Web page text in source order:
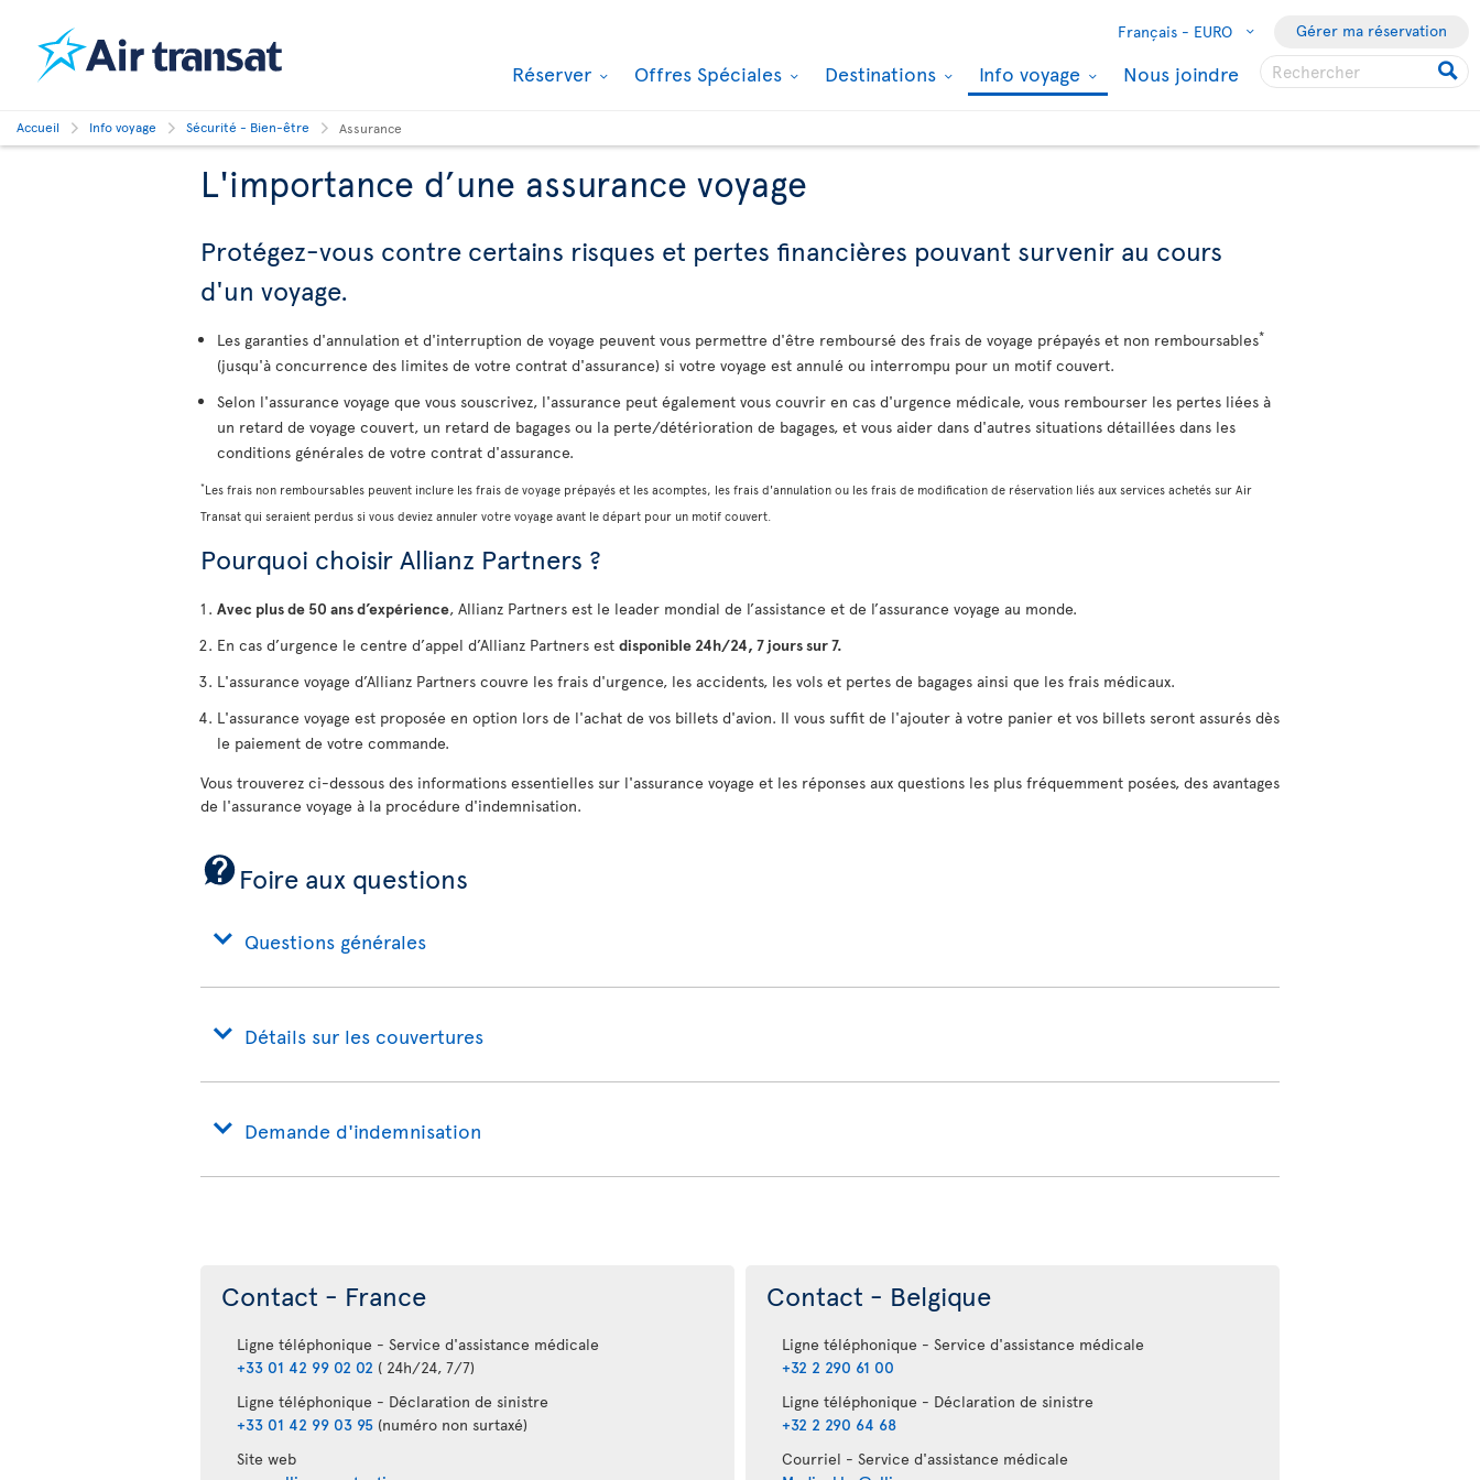
Français - EURO Gérer ma réservation
Réserver Offres Spéciales Destinations Info voyage Nous joindre
Accueil Info voyage Sécurité - Bien-être Assurance
L'importance d’une assurance voyage
Protégez-vous contre certains risques et pertes financières pouvant survenir au cours
d'un voyage.
Les garanties d'annulation et d'interruption de voyage peuvent vous permettre d'être remboursé des frais de voyage prépayés et non remboursables*
(jusqu'à concurrence des limites de votre contrat d'assurance) si votre voyage est annulé ou interrompu pour un motif couvert.
Selon l'assurance voyage que vous souscrivez, l'assurance peut également vous couvrir en cas d'urgence médicale, vous rembourser les pertes liées à
un retard de voyage couvert, un retard de bagages ou la perte/détérioration de bagages, et vous aider dans d'autres situations détaillées dans les
conditions générales de votre contrat d'assurance.
*Les frais non remboursables peuvent inclure les frais de voyage prépayés et les acomptes, les frais d'annulation ou les frais de modification de réservation liés aux services achetés sur Air
Transat qui seraient perdus si vous deviez annuler votre voyage avant le départ pour un motif couvert.
Pourquoi choisir Allianz Partners ?
Avec plus de 50 ans d’expérience, Allianz Partners est le leader mondial de l’assistance et de l’assurance voyage au monde.
En cas d’urgence le centre d’appel d’Allianz Partners est disponible 24h/24, 7 jours sur 7.
L'assurance voyage d’Allianz Partners couvre les frais d'urgence, les accidents, les vols et pertes de bagages ainsi que les frais médicaux.
L'assurance voyage est proposée en option lors de l'achat de vos billets d'avion. Il vous suffit de l'ajouter à votre panier et vos billets seront assurés dès
le paiement de votre commande.
Vous trouverez ci-dessous des informations essentielles sur l'assurance voyage et les réponses aux questions les plus fréquemment posées, des avantages
de l'assurance voyage à la procédure d'indemnisation.
Foire aux questions
Questions générales
Détails sur les couvertures
Demande d'indemnisation
Contact - France
Ligne téléphonique - Service d'assistance médicale
+33 01 42 99 02 02 ( 24h/24, 7/7)
Ligne téléphonique - Déclaration de sinistre
+33 01 42 99 03 95 (numéro non surtaxé)
Site web
Contact - Belgique
Ligne téléphonique - Service d'assistance médicale
+32 2 290 61 00
Ligne téléphonique - Déclaration de sinistre
+32 2 290 64 68
Courriel - Service d'assistance médicale